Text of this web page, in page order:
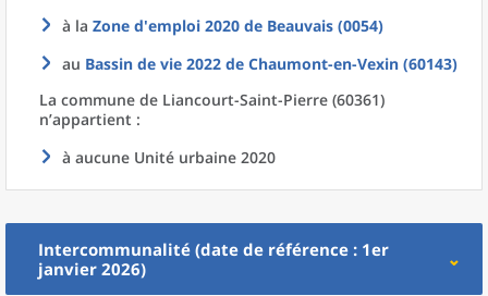
à la Zone d'emploi 2020 de Beauvais (0054)
au Bassin de vie 2022 de Chaumont-en-Vexin (60143)
La commune de Liancourt-Saint-Pierre (60361)
n’appartient :
à aucune Unité urbaine 2020
Intercommunalité (date de référence : 1er
janvier 2026)